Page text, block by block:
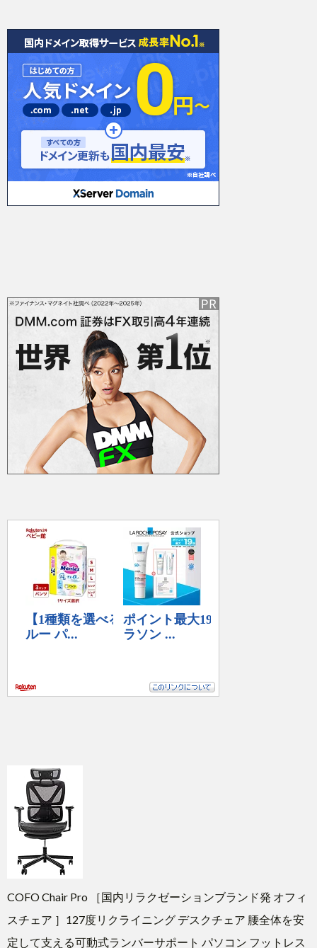
COFO Chair Pro ［国内リラクゼーションブランド発 オフィ
スチェア ］127度リクライニング デスクチェア 腰全体を安
定して支える可動式ランバーサポート パソコン フットレス